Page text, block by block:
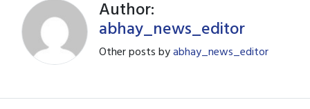
Author:
abhay_news_editor
Other posts byabhay_news_editor